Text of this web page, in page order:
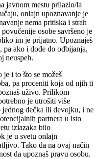
javnom mestu prilazio/la
onlajn upoznavanje je
nema pritiska i strah
osobe savršeno je
im je prijatno. Upoznaješ
pa ako i dođe do odbijanja,
neuspeh.
i to što se možeš
pa proceniti koja od njih ti
uživo. Prilikom
je utrošiti više
jednog dečka ili devojku, i ne
partnera u isto
izlazaka bilo
je u svetu onlajn
Tako da na ovaj način
da upoznaš pravu osobu.